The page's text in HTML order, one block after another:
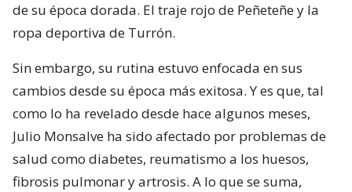
de su época dorada. El traje rojo de Peñeteñe y la
ropa deportiva de Turrón.
Sin embargo, su rutina estuvo enfocada en sus
cambios desde su época más exitosa. Y es que, tal
como lo ha revelado desde hace algunos meses,
Julio Monsalve ha sido afectado por problemas de
salud como diabetes, reumatismo a los huesos,
fibrosis pulmonar y artrosis. A lo que se suma,